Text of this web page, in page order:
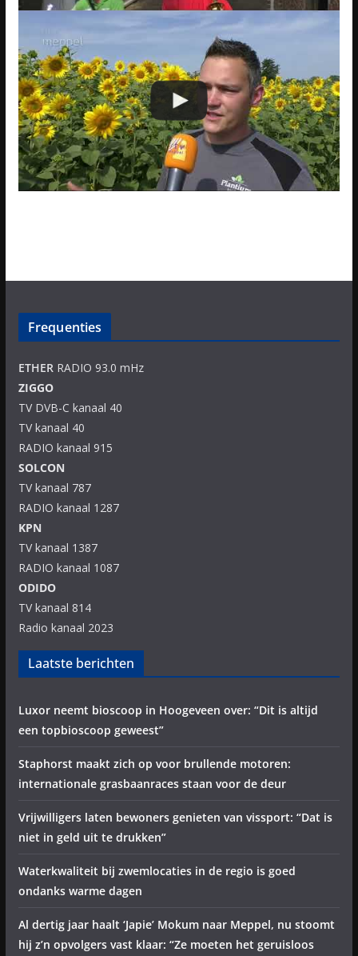
Frequenties
ETHERRADIO 93.0 mHz
ZIGGO
TV DVB-C kanaal 40
TV kanaal 40
RADIO kanaal 915
SOLCON
TV kanaal 787
RADIO kanaal 1287
KPN
TV kanaal 1387
RADIO kanaal 1087
ODIDO
TV kanaal 814
Radio kanaal 2023
Laatste berichten
Luxor neemt bioscoop in Hoogeveen over: “Dit is altijd
een topbioscoop geweest”
Staphorst maakt zich op voor brullende motoren:
internationale grasbaanraces staan voor de deur
Vrijwilligers laten bewoners genieten van vissport: “Dat is
niet in geld uit te drukken”
Waterkwaliteit bij zwemlocaties in de regio is goed
ondanks warme dagen
Al dertig jaar haalt ‘Japie’ Mokum naar Meppel, nu stoomt
hij z’n opvolgers vast klaar: “Ze moeten het geruisloos